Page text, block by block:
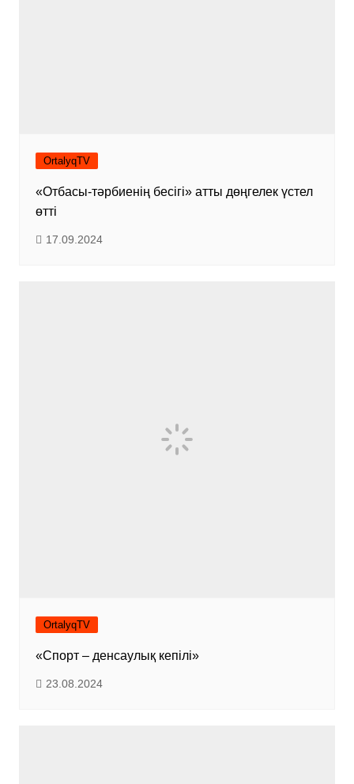
OrtalyqTV
«Отбасы-тәрбиенің бесігі» атты дөңгелек үстел
өтті
17.09.2024
OrtalyqTV
«Спорт – денсаулық кепілі»
23.08.2024